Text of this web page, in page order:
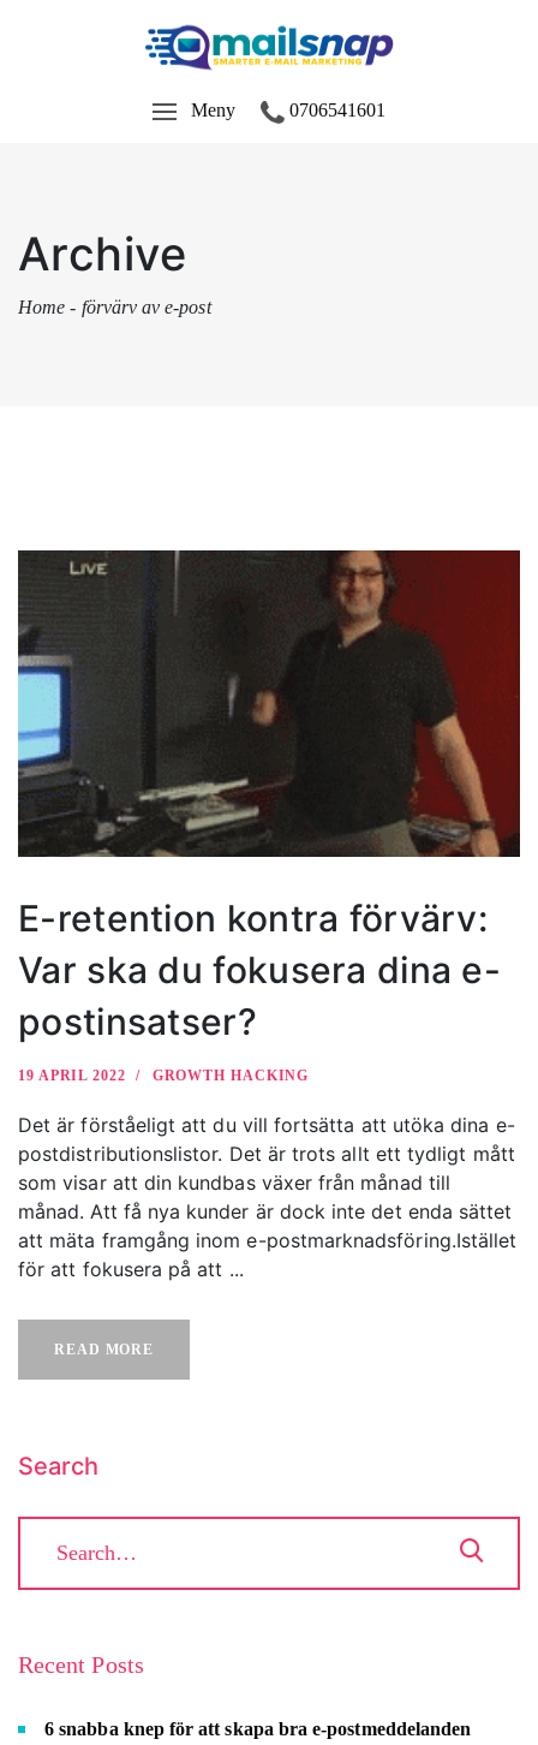
Meny 0706541601
Archive
Home - förvärv av e-post
E-retention kontra förvärv:
Var ska du fokusera dina e-
postinsatser?
19 APRIL 2022 GROWTH HACKING
Det är förståeligt att du vill fortsätta att utöka dina e-
postdistributionslistor. Det är trots allt ett tydligt mått
som visar att din kundbas växer från månad till
månad. Att få nya kunder är dock inte det enda sättet
att mäta framgång inom e-postmarknadsföring.Istället
för att fokusera på att ...
READ MORE
Search
Recent Posts
6 snabba knep för att skapa bra e-postmeddelanden